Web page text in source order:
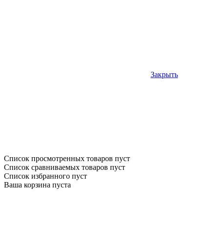
Закрыть
Список просмотренных товаров пуст
Список сравниваемых товаров пуст
Список избранного пуст
Ваша корзина пуста